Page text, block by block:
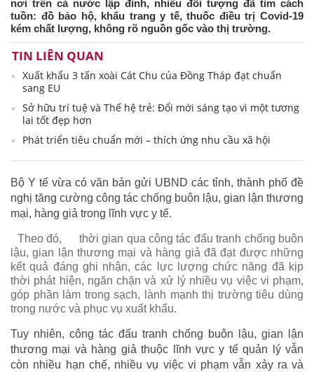
nơi trên cả nước lập đỉnh, nhiều đối tượng đã tìm cách
tuồn: đồ bảo hộ, khẩu trang y tế, thuốc điều trị Covid-19
kém chất lượng, không rõ nguồn gốc vào thị trường.
TIN LIÊN QUAN
Xuất khẩu 3 tấn xoài Cát Chu của Đồng Tháp đạt chuẩn
sang EU
Sở hữu trí tuệ và Thế hệ trẻ: Đổi mới sáng tạo vì một tương
lai tốt đẹp hơn
Phát triển tiêu chuẩn mới – thích ứng nhu cầu xã hội
Bộ Y tế vừa có văn bản gửi UBND các tỉnh, thành phố đề
nghị tăng cường công tác chống buôn lậu, gian lận thương
mại, hàng giả trong lĩnh vực y tế.
Theo đó,
thời gian qua công tác đấu tranh chống buôn
lậu, gian lận thương mại và hàng giả đã đạt được những
kết quả đáng ghi nhận, các lực lượng chức năng đã kịp
thời phát hiện, ngăn chặn và xử lý nhiều vụ việc vi phạm,
góp phần làm trong sạch, lành mạnh thị trường tiêu dùng
trong nước và phục vụ xuất khẩu.
Tuy nhiên, công tác đấu tranh chống buôn lậu, gian lận
thương mại và hàng giả thuộc lĩnh vực y tế quản lý vẫn
còn nhiều hạn chế, nhiều vụ việc vi phạm vẫn xảy ra và